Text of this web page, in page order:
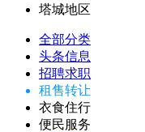
塔城地区
全部分类
头条信息
招聘求职
租售转让
衣食住行
便民服务